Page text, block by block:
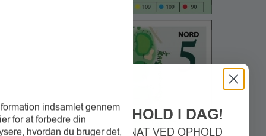
indsamlet gennem
for at forbedre din
hvordan du bruger det,
BOOK DIT OPHOLD I DAG!
SPAR 300 KR. PR. NAT VED OPHOLD